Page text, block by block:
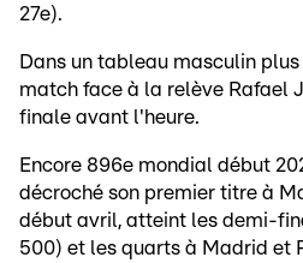
27e).
Dans un tableau masculin
match face à la relève Rafael
finale avant l'heure.
Encore 896e mondial début
décroché son premier titre à
début avril, atteint les demi-
500) et les quarts à Madrid et